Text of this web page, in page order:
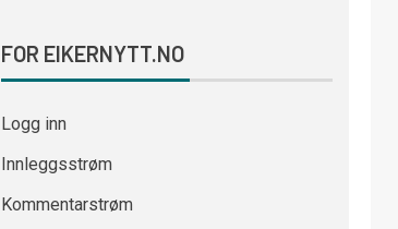
FOR EIKERNYTT.NO
Logg inn
Innleggsstrøm
Kommentarstrøm